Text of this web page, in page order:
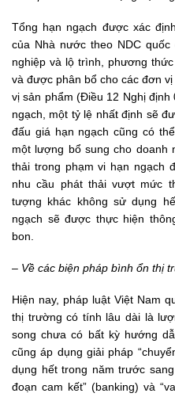
Tổng hạn ngạch được xác
của Nhà nước theo NDC
nghiệp và lộ trình, phương
và được phân bổ cho các đơn
vị sản phẩm (Điều 12 Nghị
ngạch, một tỷ lệ nhất định sẽ
đấu giá hạn ngạch cũng có
một lượng bổ sung cho doanh
thải trong phạm vi hạn ngạch
nhu cầu phát thải vượt mức
tượng khác không sử dụng
ngạch sẽ được thực hiện
bon.
– Về các biện pháp bình ổn thị
Hiện nay, pháp luật Việt Nam
thị trường có tính lâu dài là
song chưa có bất kỳ hướng
cũng áp dụng giải pháp
dụng hết trong năm trước
đoạn cam kết” (banking) và